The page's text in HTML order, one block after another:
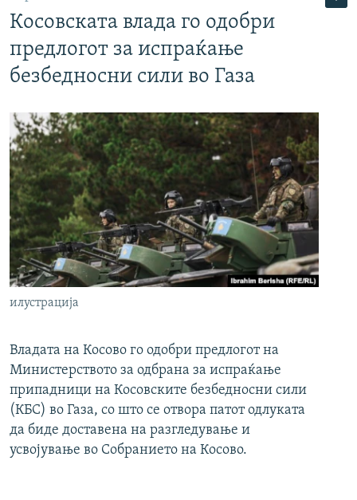
Косовската влада го одобри
предлогот за испраќање
безбедносни сили во Газа
илустрација
Владата на Косово го одобри предлогот на
Министерството за одбрана за испраќање
припадници на Косовските безбедносни сили
(КБС) во Газа, со што се отвора патот одлуката
да биде доставена на разгледување и
усвојување во Собранието на Косово.